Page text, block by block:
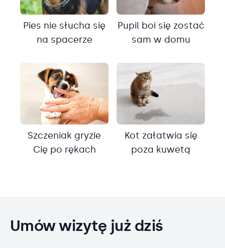
Pies nie słucha się
na spacerze
Pupil boi się zostać
sam w domu
Szczeniak gryzie
Cię po rękach
Kot załatwia się
poza kuwetą
Umów wizytę już dziś